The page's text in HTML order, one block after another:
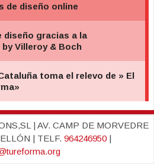
| AV. CAMP DE MORVEDRE
| TELF. 964246950|